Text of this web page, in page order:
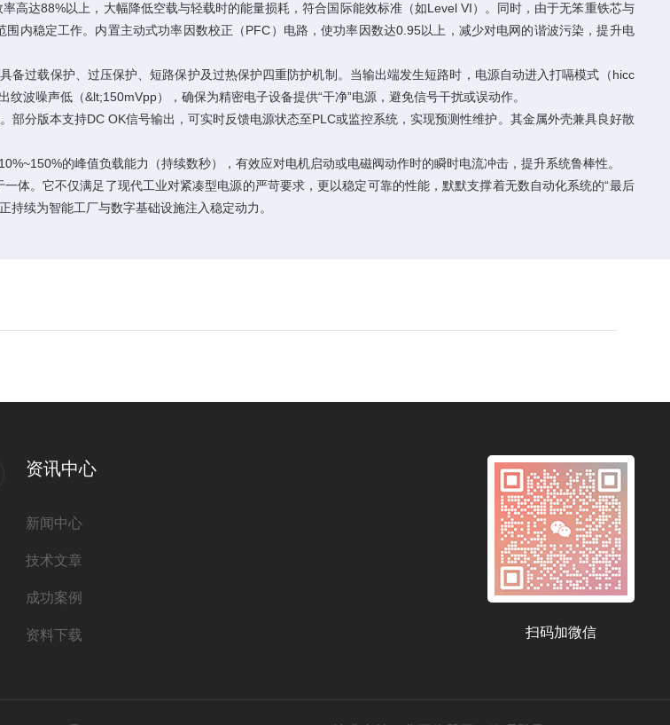
达88%以上，大幅降低空载与轻载时的能量损耗，符合国际能效标准（如Level VI）。同时，由于无笨重铁芯与
稳定工作。内置主动式功率因数校正（PFC）电路，使功率因数达0.95以上，减少对电网的谐波污染，提升电
过载保护、过压保护、短路保护及过热保护四重防护机制。当输出端发生短路时，电源自动进入打嗝模式（hicc
波噪声低（&lt;150mVpp），确保为精密电子设备提供“干净”电源，避免信号干扰或误动作。
版本支持DC OK信号输出，可实时反馈电源状态至PLC或监控系统，实现预测性维护。其金属外壳兼具良好散
的峰值负载能力（持续数秒），有效应对电机启动或电磁阀动作时的瞬时电流冲击，提升系统鲁棒性。
体。它不仅满足了现代工业对紧凑型电源的严苛要求，更以稳定可靠的性能，默默支撑着无数自动化系统的“最后
持续为智能工厂与数字基础设施注入稳定动力。
资讯中心
新闻中心
技术文章
成功案例
资料下载 扫码加微信